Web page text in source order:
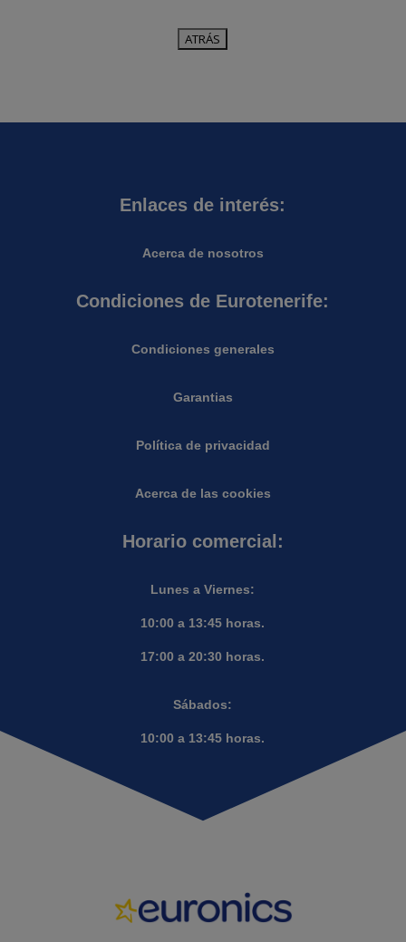
Enlaces de interés:
Acerca de nosotros
Condiciones de Eurotenerife:
Condiciones generales
Garantias
Política de privacidad
Acerca de las cookies
Horario comercial:
Lunes a Viernes:
10:00 a 13:45 horas.
17:00 a 20:30 horas.
Sábados:
10:00 a 13:45 horas.